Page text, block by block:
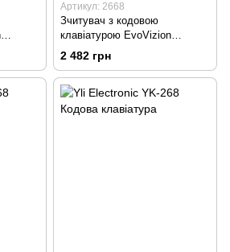
Артикул: 2668
Зчитувач з кодовою
клавіатурою EvoVizion
AC401EM
2 482 грн